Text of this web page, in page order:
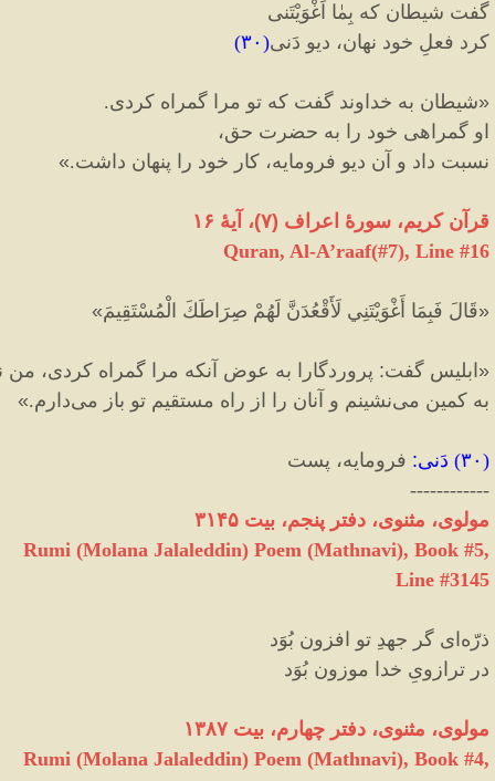
گفت شیطان که بِمٰا اَغْوَیْتَنی
کرد فعلِ خود نهان، دیو دَنی( ۳۰)
«شیطان به خداوند گفت که تو مرا گمراه کردی.
او گمراهی خود را به حضرت حق،
نسبت داد و آن دیو فرومایه، کار خود را پنهان داشت.»
قرآن کریم، سورهٔ اعراف (۷)، آیهٔ ۱۶
Quran, Al-A’raaf(#7), Line #16
«قَالَ فَبِمَا أَغْوَيْتَنِي لَأَقْعُدَنَّ لَهُمْ صِرَاطَكَ الْمُسْتَقِيمَ»
« ابلیس گفت: پروردگارا به عوض آنکه مرا گمراه کردی، من
به کمین می‌نشینم و آنان را از راه مستقیم تو باز می‌دارم.
»
( ۳۰) دَنی: فرومایه، پست
------------
مولوی، مثنوی، دفتر پنجم، بیت ٣١۴۵
Rumi (Molana Jalaleddin) Poem (Mathnavi), Book #5,
Line #3145
ذرّه‌‌ای گر جهدِ تو افزون بُوَد
در ترازویِ خدا موزون بُوَد
مولوی، مثنوی، دفتر چهارم، بیت ۱۳۸۷
Rumi (Molana Jalaleddin) Poem (Mathnavi), Book #4,